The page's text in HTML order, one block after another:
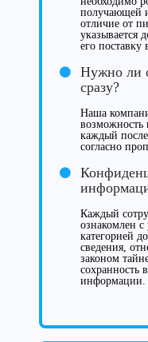
получающей
отличие от
указывается
его поставку
Нужно ли
сразу?
Наша
возможность
каждый
согласно
Каждый
ознакомлен
категорией
сведения,
законом
сохранность
информации.